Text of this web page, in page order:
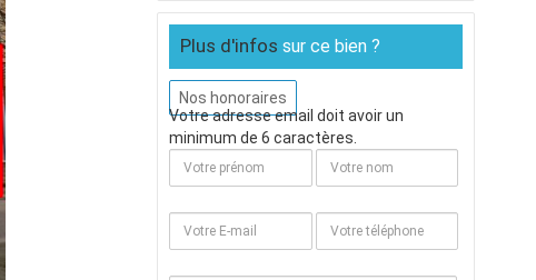
Plus d'infos sur ce bien ?
Nos honoraires
Votre adresse email doit avoir un
minimum de 6 caractères.